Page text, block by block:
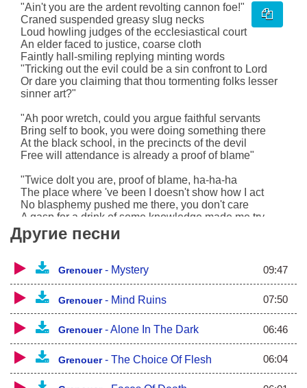
"Ain't you are the ardent revolting cannon foe!"
Craned suspended greasy slug necks
Loud howling judges of the ecclesiastical court
An elder faced to justice, coarse cloth
Faintly hall-smiling replying minting words
"Tricking out the evil could be a sin confront to Lord
Or dare you claiming that thou tormenting folks lesser
sinner art?"
"Ah poor wretch, could you argue faithful servants
Bring self to book, you were doing something there
At the black school, in the precincts of the devil
Free will attendance is already a proof of blame"
"Twice dolt you are, proof of blame, ha-ha-ha
The place where 've been I doesn't show how I act
No blasphemy pushed me there, you don't care
A gasp for a drink of some knowledge made me try
What is power? What makes folks turn into
Different issues troubled my mates and whoever else
Tempter! We did a horrible treaty
1.5 years spent in dark citadel
Getting all we wished
Once fiery image
Brought us main answer through the yawning split
Другие песни
Grenouer- Mystery 09:47
Grenouer- Mind Ruins 07:50
Grenouer-Alone In The Dark 06:46
Grenouer- The Choice Of Flesh 06:04